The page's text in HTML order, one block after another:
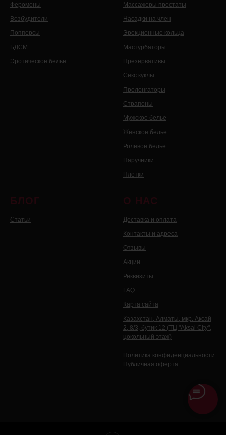
Феромоны
Возбудители
Попперсы
БДСМ
Эротическое белье
Массажеры простаты
Насадки на член
Эрекционные кольца
Мастурбаторы
Презервативы
Секс куклы
Пролонгаторы
Страпоны
Мужское белье
Женское белье
Ролевое белье
Наручники
Плетки
БЛОГ
Статьи
О НАС
Доставка и оплата
Контакты и адреса
Отзывы
Акции
Реквизиты
FAQ
Карта сайта
Казахстан, Алматы, мкр. Аксай
2, 8/3, бутик 12 (ТЦ "Aksai City",
цокольный этаж)
Политика конфиденциальности
Публичная оферта